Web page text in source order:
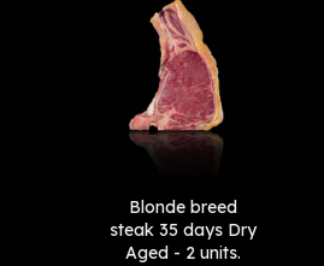
Blonde breed
steak 35 days Dry
Aged - 2 units.